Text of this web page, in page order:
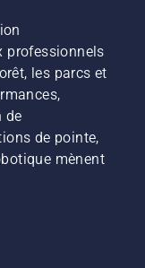
professionnels
les parcs et
de
de pointe,
mènent